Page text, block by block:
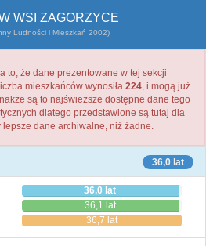
WSI ZAGORZYCE
Ludności i Mieszkań 2002)
to, że dane prezentowane w tej sekcji
mieszkańców wynosiła 224, i mogą już
są to najświeższe dostępne dane tego
dlatego przedstawione są tutaj dla
lepsze dane archiwalne, niż żadne.
36,0 lat
36,0 lat
36,1 lat
36,7 lat